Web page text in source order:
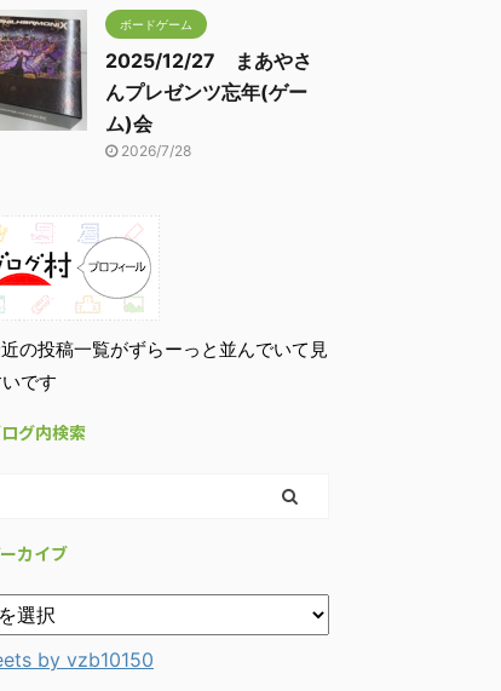
ボードゲーム
2025/12/27 まあやさ
んプレゼンツ忘年(ゲー
ム)会
2026/7/28
の投稿一覧がずらーっと並んでいて見
です
グ内検索
カイブ
by vzb10150